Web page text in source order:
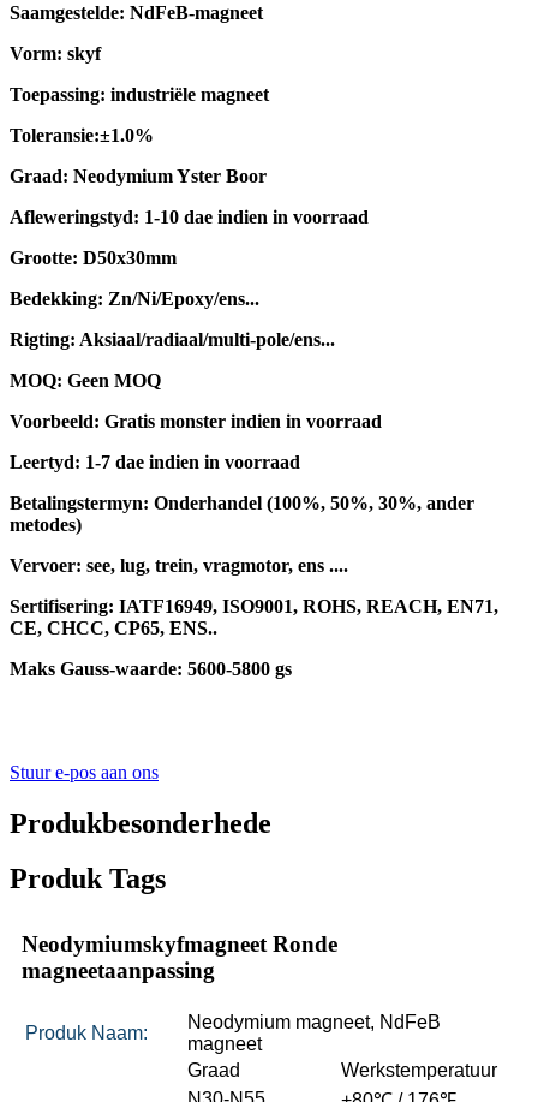
Saamgestelde: NdFeB-magneet
Vorm: skyf
Toepassing: industriële magneet
Toleransie:±1.0%
Graad: Neodymium Yster Boor
Afleweringstyd: 1-10 dae indien in voorraad
Grootte: D50x30mm
Bedekking: Zn/Ni/Epoxy/ens...
Rigting: Aksiaal/radiaal/multi-pole/ens...
MOQ: Geen MOQ
Voorbeeld: Gratis monster indien in voorraad
Leertyd: 1-7 dae indien in voorraad
Betalingstermyn: Onderhandel (100%, 50%, 30%, ander
metodes)
Vervoer: see, lug, trein, vragmotor, ens ....
Sertifisering: IATF16949, ISO9001, ROHS, REACH, EN71,
CE, CHCC, CP65, ENS..
Maks Gauss-waarde: 5600-5800 gs
Stuur e-pos aan ons
Produkbesonderhede
Produk Tags
Neodymiumskyfmagneet Ronde
magneetaanpassing
Produk Naam:
Neodymium magneet, NdFeB
magneet
Graad
Werkstemperatuur